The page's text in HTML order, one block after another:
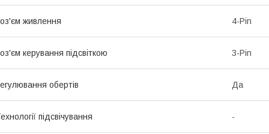
живлення 4-Pin
керування підсвіткою 3-Pin
обертів Да
підсвічування -